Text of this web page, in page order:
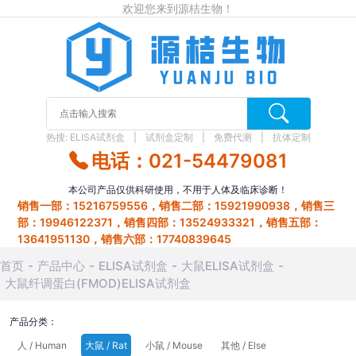
欢迎您来到源桔生物！
热搜: ELISA试剂盒 试剂盒定制 免费代测 抗体定制
电话：021-54479081
本公司产品仅供科研使用，不用于人体及临床诊断！
销售一部：15216759556，销售二部：15921990938，销售三
部：19946122371，销售四部：13524933321，销售五部：
13641951130，销售六部：17740839645
首页 产品中心 ELISA试剂盒
大鼠ELISA试剂盒
大鼠纤调蛋白(FMOD)ELISA试剂盒
产品分类：
人 / Human
大鼠 / Rat 小鼠 / Mouse 其他 / Else